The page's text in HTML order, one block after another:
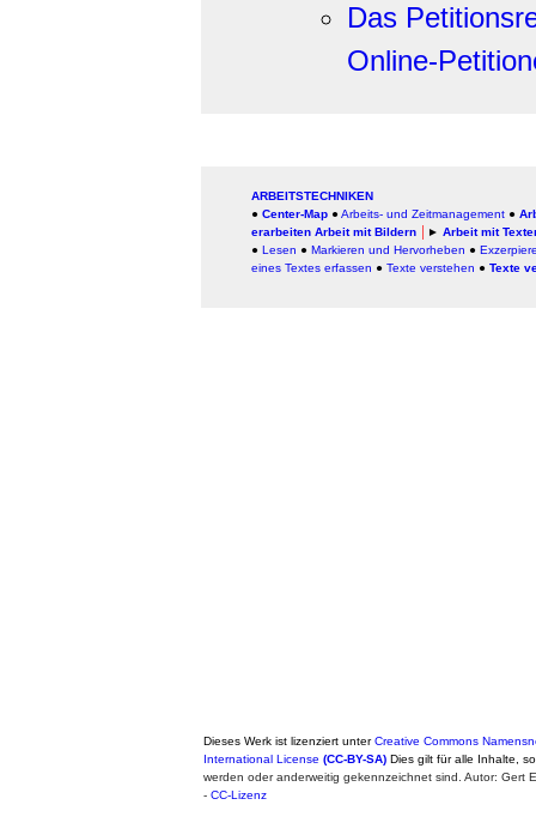
Das
Online-
ARBEITSTECHNIKEN
● Center-Map ● Arbeits- und Zeitmanagement ●
erarbeiten Arbeit mit Bildern ► Arbeit mit
● Lesen ● Markieren und Hervorheben ●
eines Textes erfassen ● Texte verstehen ● Texte
Dieses Werk ist lizenziert unterCreative Commons
International License (CC-BY-SA) Dies gilt für alle Inhalte,
werden oder anderweitig gekennzeichnet sind. Autor: Gert
- CC-Lizenz